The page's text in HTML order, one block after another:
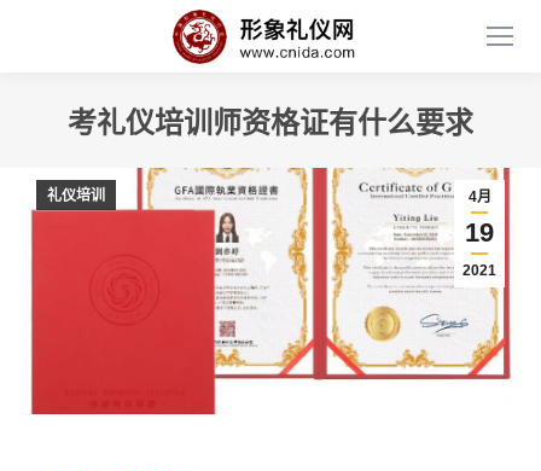
考礼仪培训师资格证有什么要求
4月
19
2021
礼仪培训